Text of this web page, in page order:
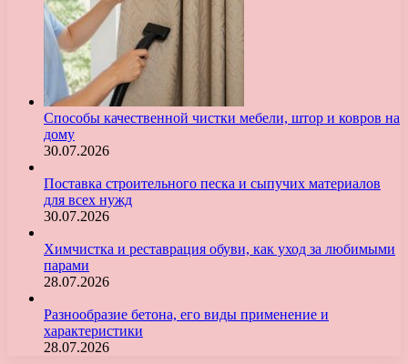
Способы качественной чистки мебели, штор и ковров на
дому
30.07.2026
Поставка строительного песка и сыпучих материалов
для всех нужд
30.07.2026
Химчистка и реставрация обуви, как уход за любимыми
парами
28.07.2026
Разнообразие бетона, его виды применение и
характеристики
28.07.2026